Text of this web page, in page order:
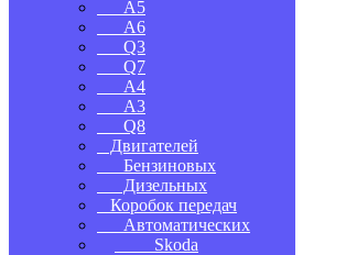
A5
A6
Q3
Q7
A4
A3
Q8
Двигателей
Бензиновых
Дизельных
Коробок передач
Автоматических
Skoda